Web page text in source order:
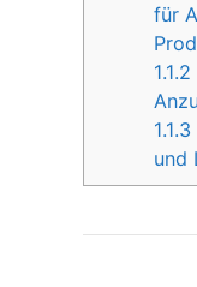
für
1.1.2
1.1.3
und